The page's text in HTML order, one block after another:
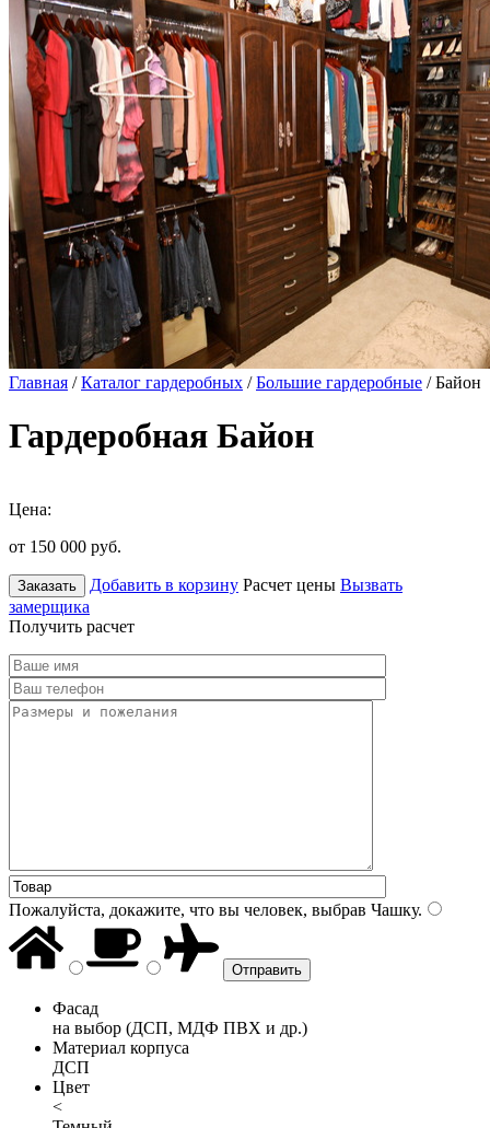
Главная /Каталог гардеробных /Большие гардеробные / Байон
Гардеробная Байон
Цена:
от 150 000 руб.
Заказать Добавить в корзину Расчет цены Вызвать
замерщика
Получить расчет
Пожалуйста, докажите, что вы человек, выбрав Чашку.
Фасад
на выбор (ДСП, МДФ ПВХ и др.)
Материал корпуса
ДСП
Цвет
<